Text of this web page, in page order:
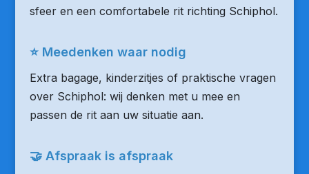
sfeer en een comfortabele rit richting Schiphol.
⭐ Meedenken waar nodig
Extra bagage, kinderzitjes of praktische vragen
over Schiphol: wij denken met u mee en
passen de rit aan uw situatie aan.
🤝 Afspraak is afspraak